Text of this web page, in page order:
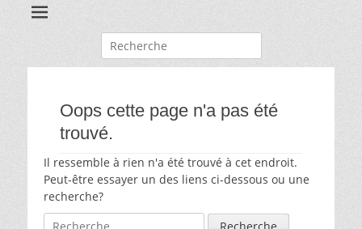
Recherche
pour:
Oops cette page n'a pas été
trouvé.
Il ressemble à rien n'a été trouvé à cet endroit.
Peut-être essayer un des liens ci-dessous ou une
recherche?
Recherche